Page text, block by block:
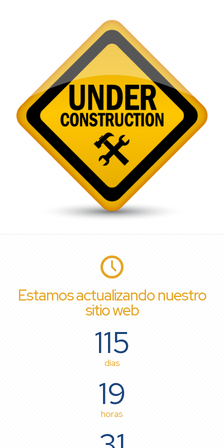
Estamos actualizando nuestro
sitio web
115
días
19
horas